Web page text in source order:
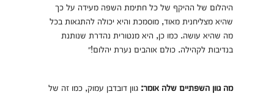
היהלום של ההיקף של כל חתימת השפה מעידה על כך
שהיא מצליחנית מאוד, מוסמכת והיא יכולה להתגאות בכל
מה שהיא עושה. כמו כן, היא מנטורית נהדרת שנותנת
בנדיבות לקהילה. כולם אוהבים נערת יהלום!״
מה גוון השפתיים שלה אומר:גוון דובדבן עמוק, כמו זה של